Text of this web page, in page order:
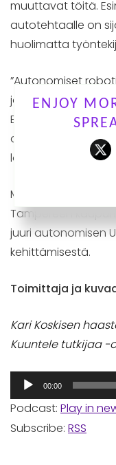
muuttavat töitä.
autotehtaalle on
huolimatta
”Autonomiset
joita ihmisen ei
Esimerkiksi
onkaloita, joihin
lähettää.”
Mekatroniikan
Tampereen
juuri autonomisen
kehittämisestä.
Toimittaja ja
Kari Koskisen
Kuuntele tutkijaa -
Äänitoistin
00:00
Podcast: Play in
Subscribe: RSS
ENJOY